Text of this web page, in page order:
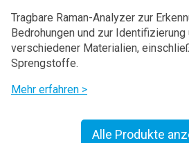
Tragbare Raman-Analyzer zur
Bedrohungen und zur Identifizierung
verschiedener Materialien,
Sprengstoffe.
Mehr erfahren >
Alle Produkte